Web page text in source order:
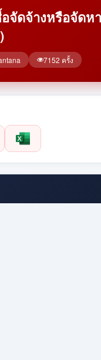
จัดจ้างหรือจัด
7152 ครั้ง